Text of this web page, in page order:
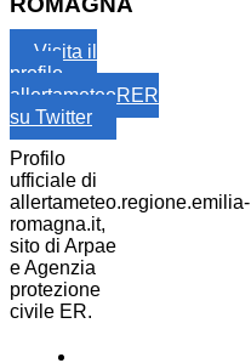
Visita il
profilo
allertameteoRER
su Twitter
Profilo
ufficiale di
allertameteo.regione.emilia-
romagna.it,
sito di Arpae
e Agenzia
protezione
civile ER.